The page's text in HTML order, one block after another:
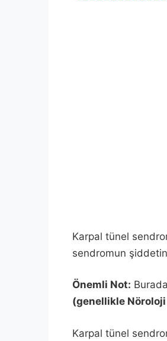
Karpal tünel
sendromun
Önemli Not:
(genellikle
Karpal tünel